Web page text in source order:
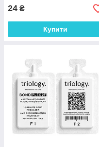
24 ₴
Купити